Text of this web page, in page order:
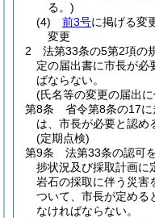
る。)
(4)
前3号に掲げる変
変更
2
法第33条の5第2項の
定の届出書に市長が必
ばならない。
(氏名等の変更の届出
第8条
省令第8条の17
は、市長が必要と認め
(定期点検)
第9条
法第33条の認可
捗状況及び採取計画に
岩石の採取に伴う災害
ついて、市長が定める
なければならない。